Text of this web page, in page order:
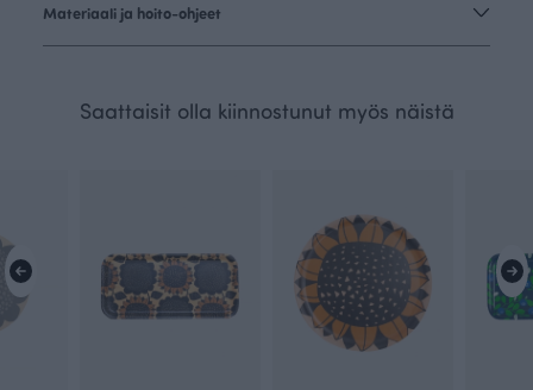
Materiaali ja hoito-ohjeet
Saattaisit olla kiinnostunut myös näistä